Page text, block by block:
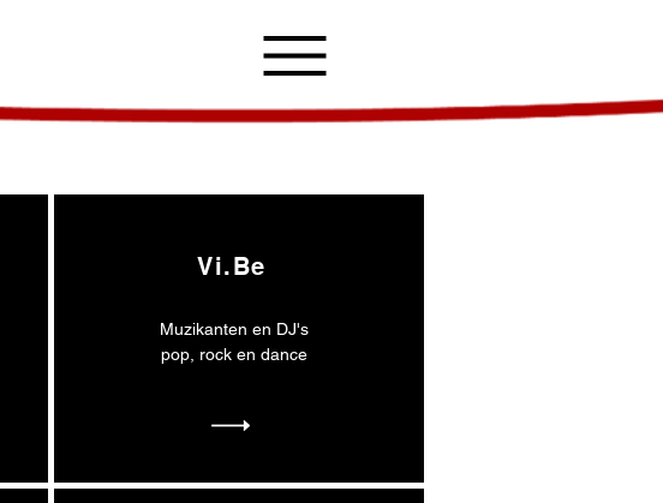
Vi.Be
Muzikanten en DJ's
pop, rock en dance